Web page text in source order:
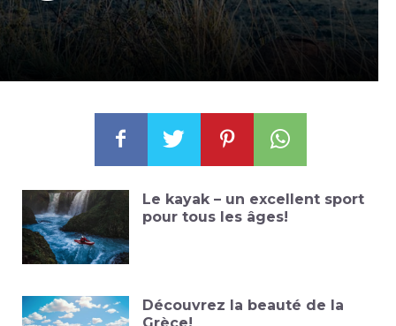
Le kayak – un excellent sport
pour tous les âges!
Découvrez la beauté de la